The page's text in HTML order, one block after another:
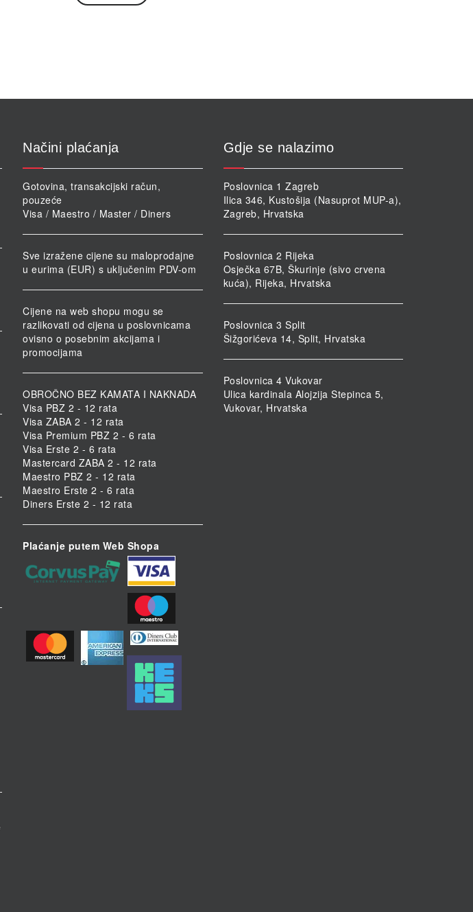
Načini plaćanja
Gotovina, transakcijski račun,
pouzeće
Visa / Maestro / Master / Diners
Sve izražene cijene su maloprodajne
u eurima (EUR) s uključenim PDV-om
Cijene na web shopu mogu se
razlikovati od cijena u poslovnicama
ovisno o posebnim akcijama i
promocijama
OBROČNO BEZ KAMATA I NAKNADA
Visa PBZ 2 - 12 rata
Visa ZABA 2 - 12 rata
Visa Premium PBZ 2 - 6 rata
Visa Erste 2 - 6 rata
Mastercard ZABA 2 - 12 rata
Maestro PBZ 2 - 12 rata
Maestro Erste 2 - 6 rata
Diners Erste 2 - 12 rata
Plaćanje putem Web Shopa
Gdje se nalazimo
Poslovnica 1 Zagreb
Ilica 346, Kustošija (Nasuprot MUP-a),
Zagreb, Hrvatska
Poslovnica 2 Rijeka
Osječka 67B, Škurinje (sivo crvena
kuća), Rijeka, Hrvatska
Poslovnica 3 Split
Šižgorićeva 14, Split, Hrvatska
Poslovnica 4 Vukovar
Ulica kardinala Alojzija Stepinca 5,
Vukovar, Hrvatska